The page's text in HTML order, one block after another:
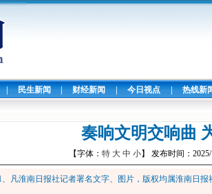
| 民生新闻 | 财经新闻 | 今日视点 | 热线新
奏响文明交响曲
【字体： 特 大 中 小】 发布时间：
、凡淮南日报社记者署名文字、图片，版权均属淮南日